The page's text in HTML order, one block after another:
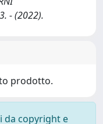
- (2022).
prodotto.
da copyright e